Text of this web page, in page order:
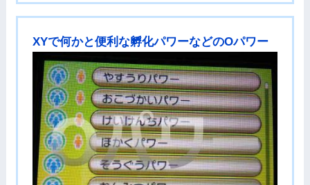
XYで何かと便利な孵化パワーなどのOパワー